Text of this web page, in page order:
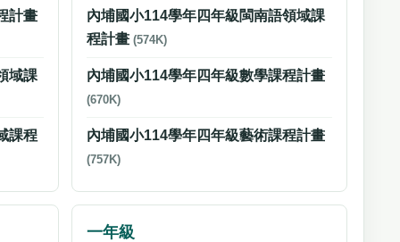
計畫
域課
課程
內埔國小114學年四年級閩南語領域課
程計畫(574K)
內埔國小114學年四年級數學課程計畫
(670K)
內埔國小114學年四年級藝術課程計畫
(757K)
一年級